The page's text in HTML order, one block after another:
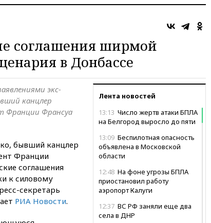
соглашения ширмой
в Донбассе
Лента новостей
13:13 Число жертв атаки БПЛА
на Белгород выросло до пяти
13:09 Беспилотная опасность
объявлена в Московской
области
12:48 На фоне угрозы БПЛА
приостановил работу
аэропорт Калуги
12:37 ВС РФ заняли еще два
села в ДНР
экс-
канцлер
Франции Франсуа
бывший канцлер
Франции
соглашения
к силовому
секретарь
РИА Новости.